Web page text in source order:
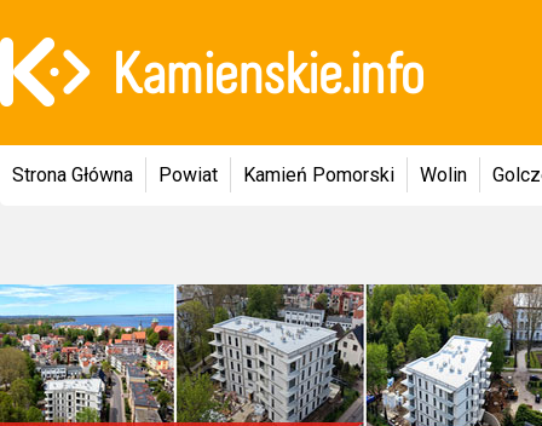
Strona Główna Powiat Kamień Pomorski Wolin